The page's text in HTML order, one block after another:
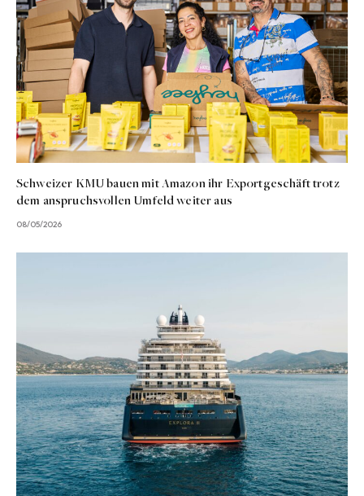
Schweizer KMU bauen mit Amazon ihr Exportgeschäft trotz
dem anspruchsvollen Umfeld weiter aus
08/05/2026